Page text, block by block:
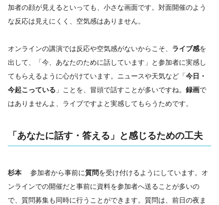
加者の顔が見えるといっても、小さな画面です。対面開催のよう
な反応は見えにくく、空気感はありません。
オンラインの講演では反応や空気感がないからこそ、 ライブ感を
出して、「今、あなたのために話しています」と参加者に実感し
てもらえるように心がけています。ニュースや天気など「今日・
今起こっている 」ことを、冒頭で話すことが多いですね。 録画で
はありませんよ、ライブですよと実感してもらうためです。
「あなたに話す・答える」と感じるための工夫
杉本 参加者から事前に質問を受け付けるようにしています。オ
ンラインでの開催だと事前に資料を参加者へ送ることが多いの
で、質問募集も同時に行うことができます。質問は、前日の夜ま